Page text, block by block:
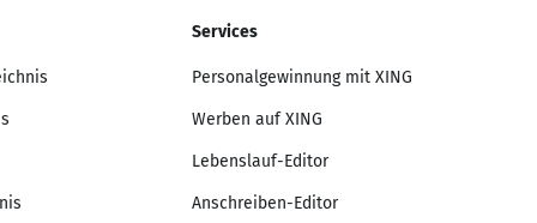
Services
Personalgewinnung mit XING
Werben auf XING
Lebenslauf-Editor
Anschreiben-Editor